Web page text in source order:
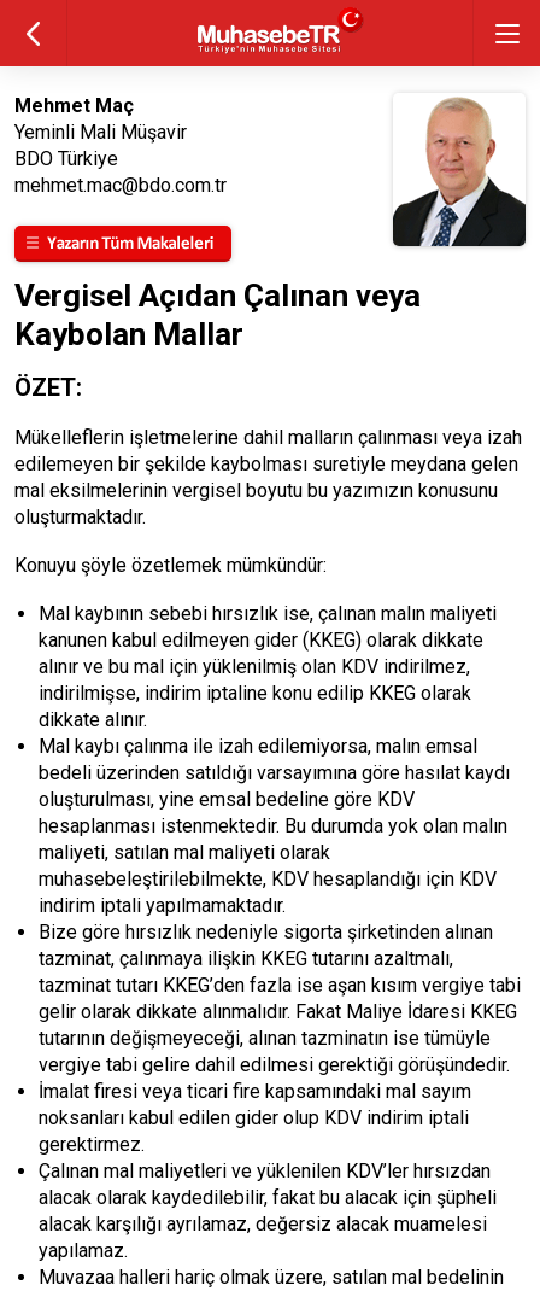
Mehmet Maç
Yeminli Mali Müşavir
BDO Türkiye
mehmet.mac@bdo.com.tr
Vergisel Açıdan Çalınan veya
Kaybolan Mallar
ÖZET:
Mükelleflerin işletmelerine dahil malların çalınması veya izah
edilemeyen bir şekilde kaybolması suretiyle meydana gelen
mal eksilmelerinin vergisel boyutu bu yazımızın konusunu
oluşturmaktadır.
Konuyu şöyle özetlemek mümkündür:
Mal kaybının sebebi hırsızlık ise, çalınan malın maliyeti
kanunen kabul edilmeyen gider (KKEG) olarak dikkate
alınır ve bu mal için yüklenilmiş olan KDV indirilmez,
indirilmişse, indirim iptaline konu edilip KKEG olarak
dikkate alınır.
Mal kaybı çalınma ile izah edilemiyorsa, malın emsal
bedeli üzerinden satıldığı varsayımına göre hasılat kaydı
oluşturulması, yine emsal bedeline göre KDV
hesaplanması istenmektedir. Bu durumda yok olan malın
maliyeti, satılan mal maliyeti olarak
muhasebeleştirilebilmekte, KDV hesaplandığı için KDV
indirim iptali yapılmamaktadır.
Bize göre hırsızlık nedeniyle sigorta şirketinden alınan
tazminat, çalınmaya ilişkin KKEG tutarını azaltmalı,
tazminat tutarı KKEG’den fazla ise aşan kısım vergiye tabi
gelir olarak dikkate alınmalıdır. Fakat Maliye İdaresi KKEG
tutarının değişmeyeceği, alınan tazminatın ise tümüyle
vergiye tabi gelire dahil edilmesi gerektiği görüşündedir.
İmalat firesi veya ticari fire kapsamındaki mal sayım
noksanları kabul edilen gider olup KDV indirim iptali
gerektirmez.
Çalınan mal maliyetleri ve yüklenilen KDV’ler hırsızdan
alacak olarak kaydedilebilir, fakat bu alacak için şüpheli
alacak karşılığı ayrılamaz, değersiz alacak muamelesi
yapılamaz.
Muvazaa halleri hariç olmak üzere, satılan mal bedelinin